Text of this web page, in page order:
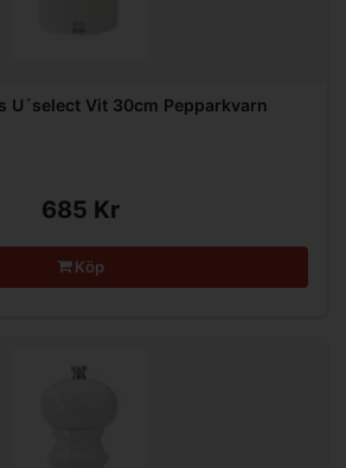
U´select Vit 30cm Pepparkvarn
685 Kr
Köp